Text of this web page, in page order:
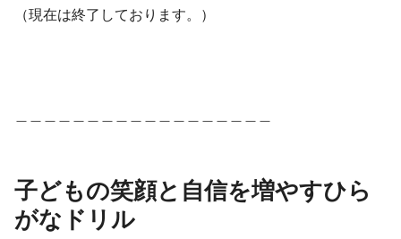
（現在は終了しております。）
子どもの笑顔と自信を増やすひら
がなドリル